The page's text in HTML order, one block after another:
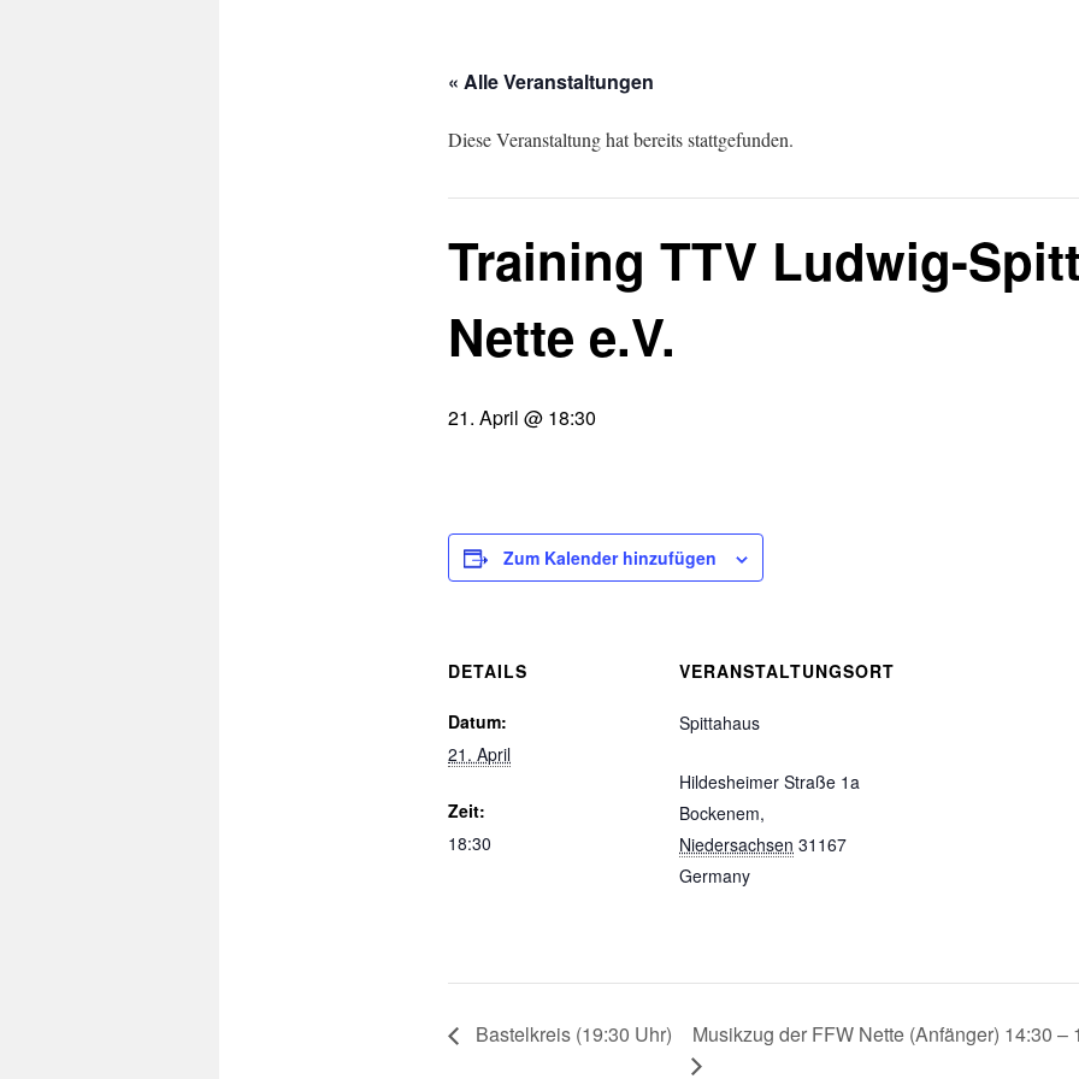
« Alle Veranstaltungen
Diese Veranstaltung hat bereits stattgefunden.
Training TTV Ludwig-
Nette e.V.
21. April @ 18:30
Zum Kalender hinzufügen
DETAILS
Datum:
21. April
Zeit:
18:30
VERANSTALTUNGSORT
Spittahaus
Hildesheimer Straße 1a
Bockenem,
Niedersachsen 31167
Germany
Bastelkreis (19:30 Uhr) Musikzug der FFW Nette (Anfänger) 14:30 –